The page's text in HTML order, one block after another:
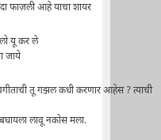
फाज़ली आहे याचा शायर
यू कर ले
जाये
तू गझल कधी करणार आहेस ? त्याची
लावू नकोस मला.